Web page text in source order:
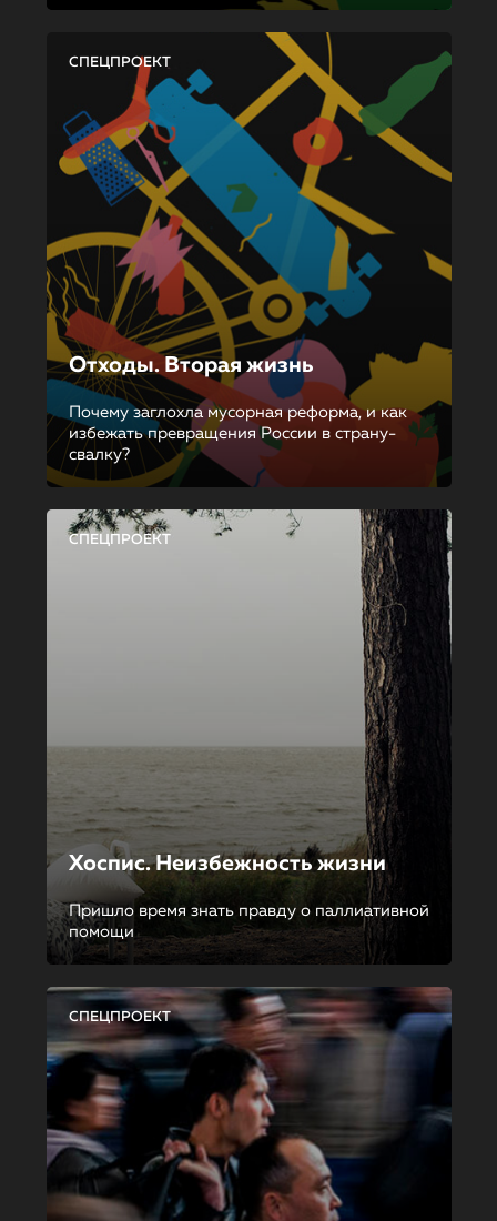
СПЕЦПРОЕКТ
Отходы. Вторая жизнь
Почему заглохла мусорная реформа, и как
избежать превращения России в страну-
свалку?
СПЕЦПРОЕКТ
Хоспис. Неизбежность жизни
Пришло время знать правду о паллиативной
помощи
СПЕЦПРОЕКТ